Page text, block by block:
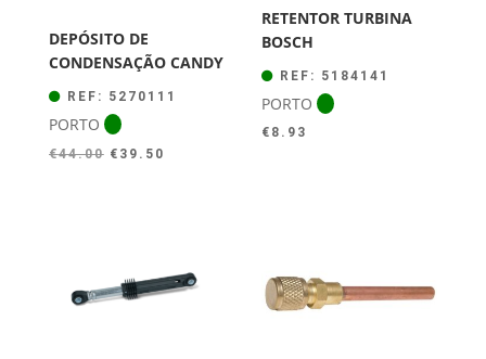
DEPÓSITO DE
CONDENSAÇÃO CANDY
REF: 5270111
PORTO
€44.00 O
€ 39.50
RETENTOR TURBINA
BOSCH
REF: 5184141
PORTO
€ 8.93